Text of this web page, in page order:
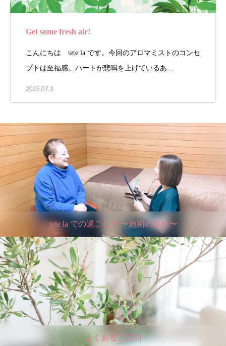
Get some fresh air!
こんにちは tete la です。今回のアロマミストのコンセ
プトは至福感。ハートが悲鳴を上げているあ…
2025.07.3
tete la での過ごし方 〜施術の流れ〜
よくあるご質問